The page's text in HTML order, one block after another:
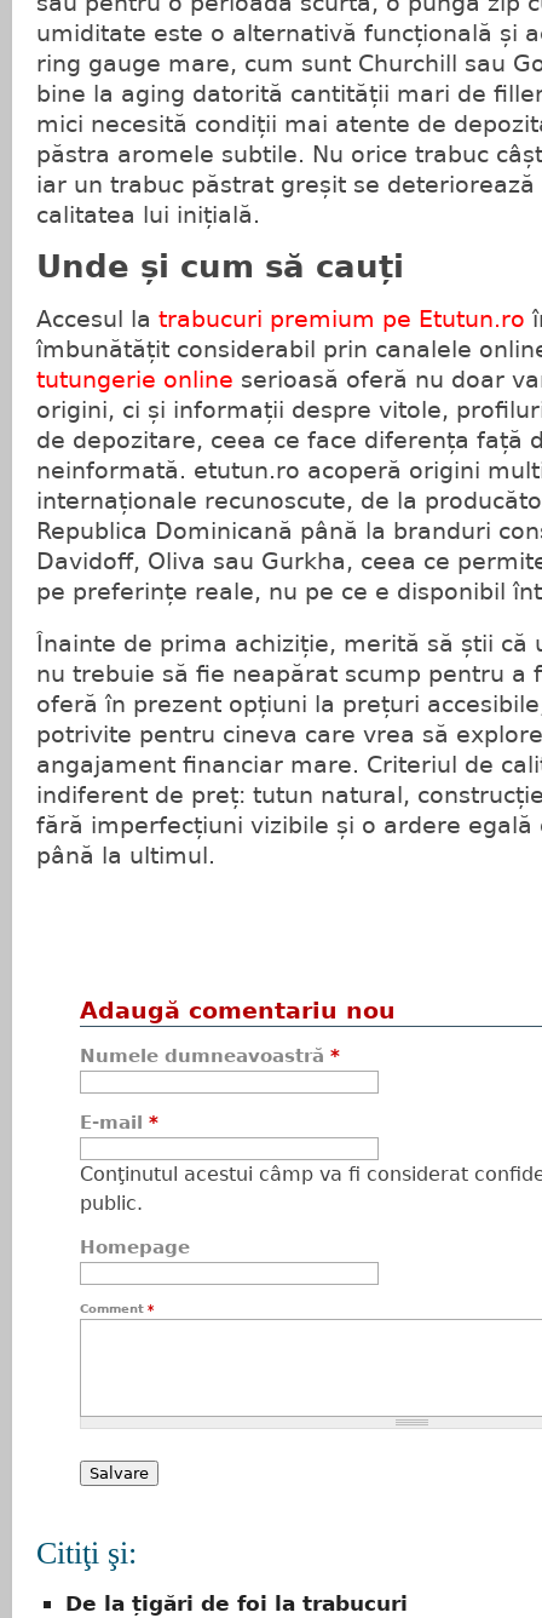
umiditate este o alternativă funcțională și
ring gauge mare, cum sunt Churchill sau
bine la aging datorită cantității mari de
mici necesită condiții mai atente de
păstra aromele subtile. Nu orice trabuc
iar un trabuc păstrat greșit se
calitatea lui inițială.
Unde și cum să cauți
Accesul la trabucuri premium pe Etutun.ro
îmbunătățit considerabil prin canalele
tutungerie online serioasă oferă nu doar
origini, ci și informații despre vitole,
de depozitare, ceea ce face diferența față
neinformată. etutun.ro acoperă origini
internaționale recunoscute, de la
Republica Dominicană până la branduri
Davidoff, Oliva sau Gurkha, ceea ce
pe preferințe reale, nu pe ce e disponibil
Înainte de prima achiziție, merită să știi că
nu trebuie să fie neapărat scump pentru a
oferă în prezent opțiuni la prețuri
potrivite pentru cineva care vrea să
angajament financiar mare. Criteriul de
indiferent de preț: tutun natural,
fără imperfecțiuni vizibile și o ardere
până la ultimul.
Adaugă comentariu nou
Numele dumneavoastră *
E-mail *
Conţinutul acestui câmp va fi considerat
public.
Homepage
Comment *
Citiţi şi:
De la țigări de foi la trabucuri